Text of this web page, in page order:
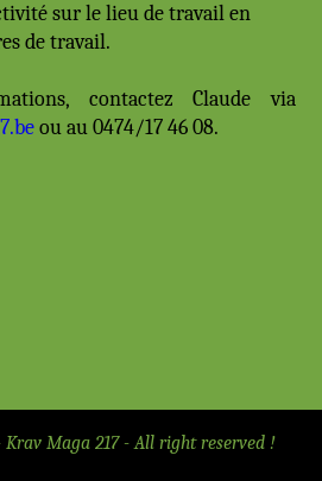
sur le lieu de travail en
de travail.
contactez Claude via
ou au 0474/17 46 08.
Maga 217 - All right reserved !